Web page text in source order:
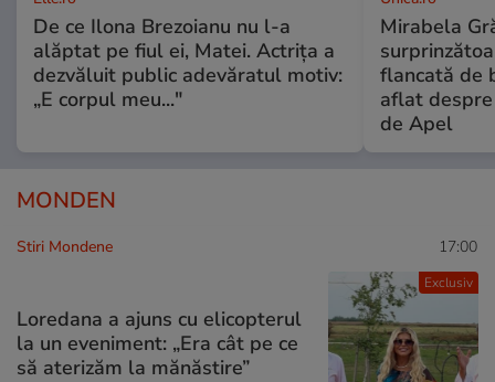
De ce Ilona Brezoianu nu l-a
alăptat pe fiul ei, Matei. Actrița a
dezvăluit public adevăratul motiv:
„E corpul meu..."
Mirabela
flancată de
aflat
de Apel
MONDEN
Exclusiv
Stiri Mondene 17:00
Loredana a ajuns cu elicopterul
la un eveniment: „Era cât pe ce
să aterizăm la mănăstire”